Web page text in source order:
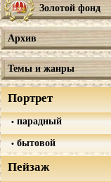
Золотой фонд
Архив
Темы и жанры
Портрет
парадный
бытовой
Пейзаж